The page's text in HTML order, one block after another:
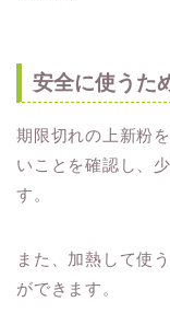
安全に使うた
期限切れの上新粉
いことを確認し、
す。
また、加熱して使
ができます。